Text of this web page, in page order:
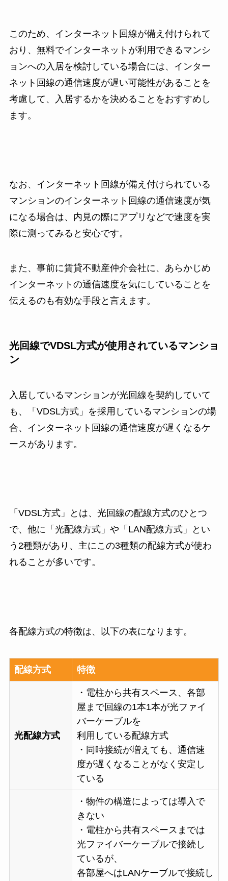
このため、インターネット回線が備え付けられて
おり、無料でインターネットが利用できるマンシ
ョンへの入居を検討している場合には、インター
ネット回線の通信速度が遅い可能性があることを
考慮して、入居するかを決めることをおすすめし
ます。
なお、インターネット回線が備え付けられている
マンションのインターネット回線の通信速度が気
になる場合は、内見の際にアプリなどで速度を実
際に測ってみると安心です。
また、事前に賃貸不動産仲介会社に、あらかじめ
インターネットの通信速度を気にしていることを
伝えるのも有効な手段と言えます。
光回線でVDSL方式が使用されているマンショ
ン
入居しているマンションが光回線を契約していて
も、「VDSL方式」を採用しているマンションの場
合、インターネット回線の通信速度が遅くなるケ
ースがあります。
「VDSL方式」とは、光回線の配線方式のひとつ
で、他に「光配線方式」や「LAN配線方式」とい
う2種類があり、主にこの3種類の配線方式が使わ
れることが多いです。
各配線方式の特徴は、以下の表になります。
配線方式 特徴
光配線方式
・電柱から共有スペース、各部
屋まで回線の1本1本が光ファイ
バーケーブルを
利用している配線方式
・同時接続が増えても、通信速
度が遅くなることがなく安定し
ている
・物件の構造によっては導入で
きない
・電柱から共有スペースまでは
光ファイバーケーブルで接続し
ているが、
各部屋へはLANケーブルで接続し